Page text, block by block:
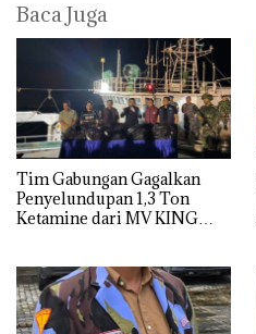
Baca Juga
Tim Gabungan Gagalkan
Penyelundupan 1,3 Ton
Ketamine dari MV KING